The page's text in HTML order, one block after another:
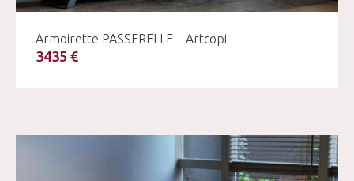
Armoirette PASSERELLE – Artcopi
3435 €